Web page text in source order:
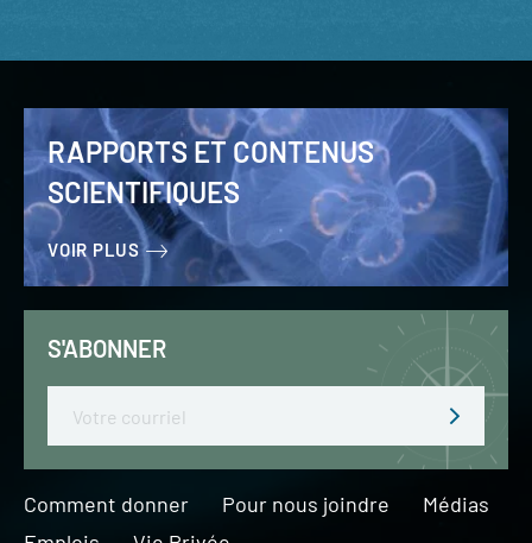
RAPPORTS ET CONTENUS
SCIENTIFIQUES
VOIR PLUS
S'ABONNER
Comment donner Pour nous joindre
Médias